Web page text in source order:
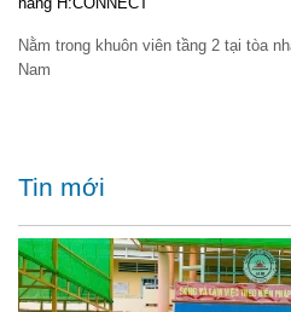
Nằm trong khuôn viên tầng 2 tại tòa
Nam
Tin mới